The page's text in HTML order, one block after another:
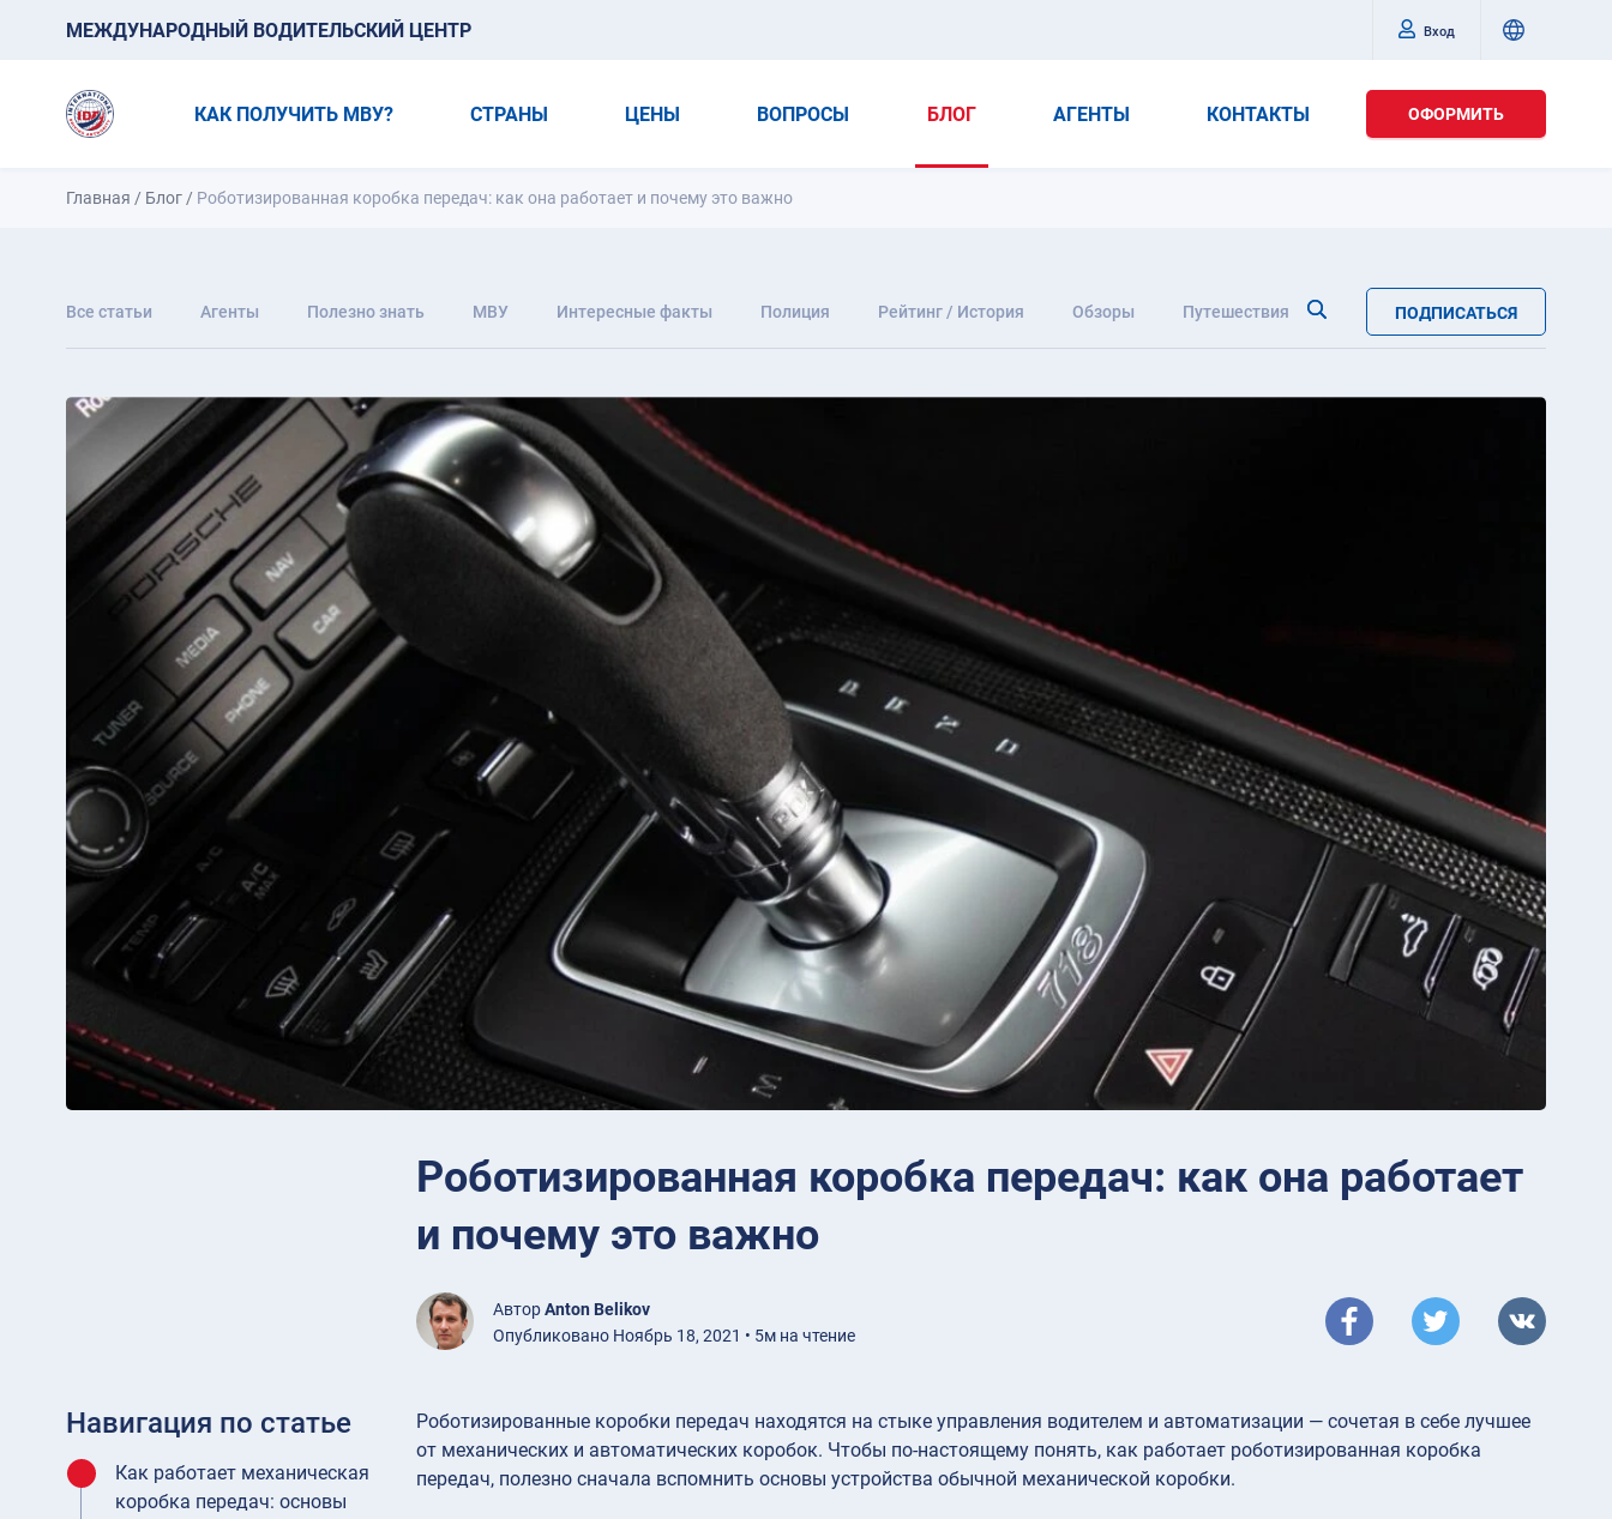
МЕЖДУНАРОДНЫЙ ВОДИТЕЛЬСКИЙ ЦЕНТР Вход
КАК ПОЛУЧИТЬ МВУ? СТРАНЫ ЦЕНЫ ВОПРОСЫ БЛОГ АГЕНТЫ КОНТАКТЫ ОФОРМИТЬ
Главная / Блог / Роботизированная коробка передач: как она работает и почему это важно
Все статьи Агенты Полезно знать МВУ Интересные факты Полиция Рейтинг / История Обзоры Путешествия ПОДПИСАТЬСЯ
Роботизированная коробка передач: как она работает
и почему это важно
АвторAnton Belikov
Опубликовано Ноябрь 18, 2021 • 5м на чтение
Навигация по статье
Как работает механическая
коробка передач: основы
Роботизированные коробки передач находятся на стыке управления водителем и автоматизации — сочетая в себе лучшее
от механических и автоматических коробок. Чтобы по-настоящему понять, как работает роботизированная коробка
передач, полезно сначала вспомнить основы устройства обычной механической коробки.